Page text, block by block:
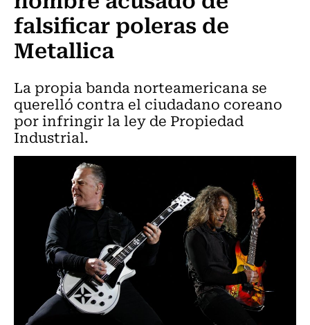
falsificar poleras de
Metallica
La propia banda norteamericana se
querelló contra el ciudadano coreano
por infringir la ley de Propiedad
Industrial.